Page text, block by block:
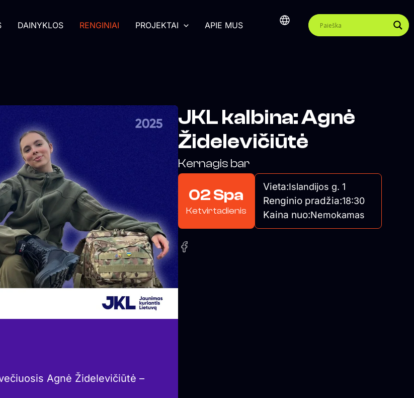
DAINYKLOS RENGINIAI PROJEKTAI APIE MUS
Agnė Židelevičiūtė –
JKL kalbina: Agnė
Židelevičiūtė
Kernagis bar
02 Spa
Ketvirtadienis
Vieta:Islandijos g. 1
Renginio pradžia:18:30
Kaina nuo:Nemokamas